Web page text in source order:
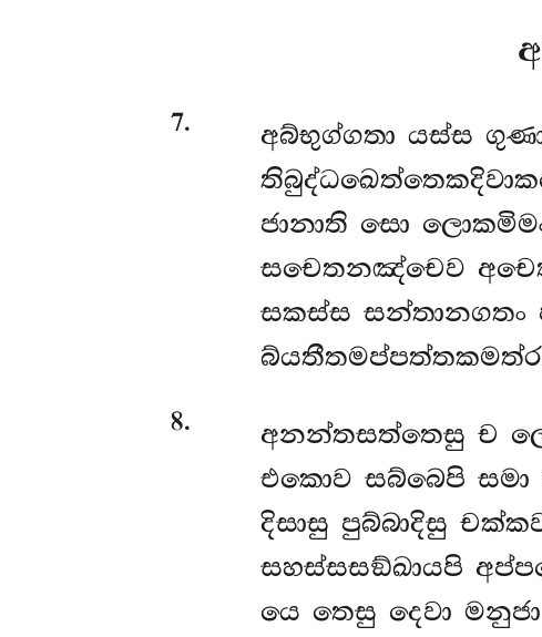
7.
අබ්භුග්ගතා යස්ස
ජානාති සො
සචෙතනඤ්චෙව
සකස්ස සන්තානගතං
8.
අනන්තසත්තෙසු ච
එකොව සබ්බෙපි
දිසාසු පුබ්බාදිසු
සහස්සසඞ්ඛායපි
යෙ තෙසු දෙවා